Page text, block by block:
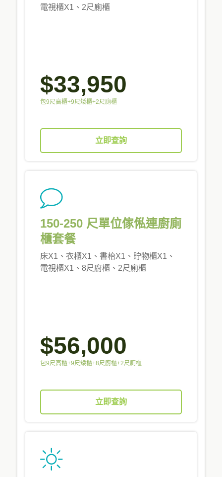
電視櫃X1、2尺廁櫃
$33,950
包9尺高櫃+9尺矮櫃+2尺廁櫃
立即查詢
150-250 尺單位傢俬連廚廁
櫃套餐
床X1、衣櫃X1、書枱X1、貯物櫃X1、
電視櫃X1、8尺廚櫃、2尺廁櫃
$56,000
包9尺高櫃+9尺矮櫃+8尺廚櫃+2尺廁櫃
立即查詢